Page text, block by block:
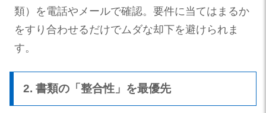
類）を電話やメールで確認。要件に当てはまるか
をすり合わせるだけでムダな却下を避けられま
す。
2. 書類の「整合性」を最優先